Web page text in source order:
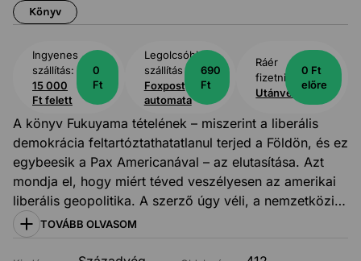
Könyv
Ingyenes
szállítás:
15 000
Ft felett
0
Ft
Legolcsóbb
szállítás
Foxpost
automata
690
Ft
Ráér
fizetni:
Utánvét
0 Ft
előre
A könyv Fukuyama tételének – miszerint a liberális
demokrácia feltartóztathatatlanul terjed a Földön, és ez
egybeesik a Pax Americanával – az elutasítása. Azt
mondja el, hogy miért téved veszélyesen az amerikai
liberális geopolitika. A szerző úgy véli, a nemzetközi
politikában a cselekvőket három világkép motiválja: a
liberalizmus, a realizmus és a nacionalizmus. A könyv
TOVÁBB OLVASOM